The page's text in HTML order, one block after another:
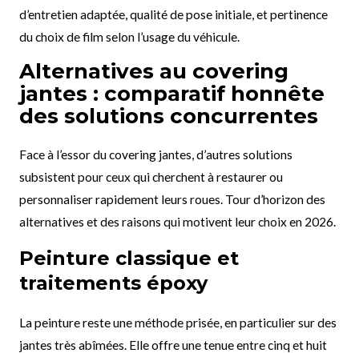
d’entretien adaptée, qualité de pose initiale, et pertinence
du choix de film selon l’usage du véhicule.
Alternatives au covering
jantes : comparatif honnête
des solutions concurrentes
Face à l’essor du covering jantes, d’autres solutions
subsistent pour ceux qui cherchent à restaurer ou
personnaliser rapidement leurs roues. Tour d’horizon des
alternatives et des raisons qui motivent leur choix en 2026.
Peinture classique et
traitements époxy
La peinture reste une méthode prisée, en particulier sur des
jantes très abîmées. Elle offre une tenue entre cinq et huit